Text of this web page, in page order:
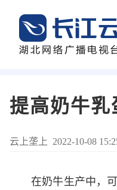
提高奶牛
云上垄上 2022-10-08
在奶牛生产中，